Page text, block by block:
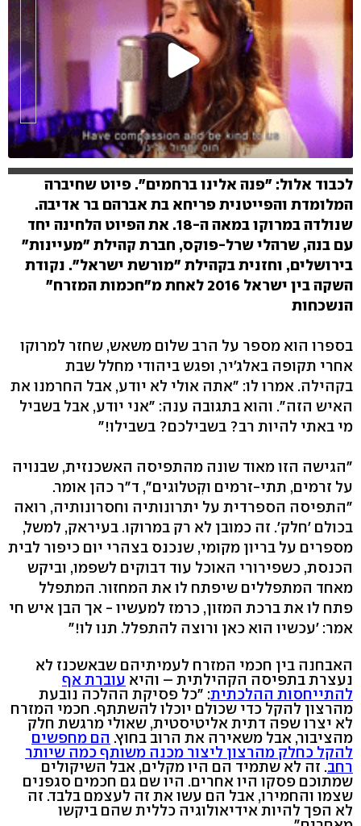
לכבוד אלול: "פנה אלינו ברחמים". פיוט שחיברה
המלומדת והפייטנית פריחא בת אברהם בר אדיבה.
שנולדה במרוקו במאה ה-18. את הפיוט הלחינה יחד
עם בנה, שרהלי שרל-פוקס, חברת קהילת "מעיינות"
בירושלים, וחזנית בקהילת "מורשת ישראל". נקודת
השקה בין ישראל 2016 לאחת מ"חכמות המזרח"
הנשכחות
בספרו הוא מספר על הרב שלום משאש, שחזר למרוקו
אחרי תקופה באלג'יר, ופגש ביהודי מחלל שבת
בקהילה. אמרו לו: "אתה אולי לא יודע, אבל החרמנו את
האיש הזה". והוא בתגובה ענה: "אני יודע, אבל בשביל
מי באתי להיות רב? בשבילכם? בשבילו!"
"הגישה הזו מאוד שונה מהתפיסה האשכנזית, שבנויה
על זרמים, תתי-זרמים וקִטלוגים", ד"ר כהן אומר.
"התפיסה הספרדית על יתרונותיה וחסרונותיה, רואה
בכולם 'חלק'. זה כמובן לא רק במרוקו. בעיראק, למשל,
מספרים על בריון מקומי, שנכנס בצהרי יום כיפור לבית
הכנסת, כשפירורי האוכל עוד דבוקים לשפמו, וביקש
מאחד המתפללים שיפתח לו את המחזור. המתפלל
פתח לו את ברכת המזון, כרמז למעשיו - אך הבן איש חי
אמר: 'עכשיו הוא כאן ורוצה להתפלל. תנו לו!"
האבחנה בין חכמי המזרח לעמיתיהם שבאשכנז לא
נעצרת בתפיסה הקהילתית – והיא עוברת אף
להתייחסות ההלכתית: "כל פסיקת ההלכה נובעת
מהרצון להקל כדי שכולם יוכלו להשתתף. חכמי המזרח
לא יצרו שפה דתית אליטיסטית, שאולי מרגשת חלק
מהציבור, אבל משאירה את הרוב בחוץ. הם מחפשים
להקל כחלק מהרצון ליצור מכנה משותף כמה שיותר
רחב. זה לא שתמיד הם היו מקלים, אבל השיקולים
שמתוכם פסקו היו אחרים. היו שם גם חכמים סגפנים
שצמו והחמירו, אבל הם עשו את זה לעצמם בלבד. זה
לא הפך להיות אידיאולוגיה כללית שהם ביקשו